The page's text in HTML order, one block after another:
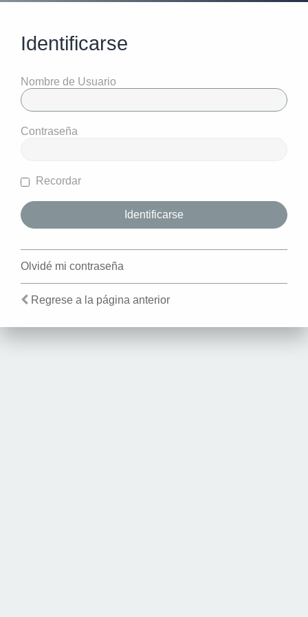
Identificarse
Nombre de Usuario
Contraseña
Recordar
Olvidé mi contraseña
Regrese a la página anterior